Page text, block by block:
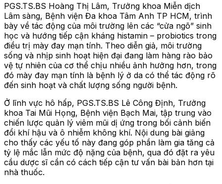
PGS.TS.BS Hoàng Thị Lâm, Trưởng khoa Miễn dịch
Lâm sàng, Bệnh viện Đa khoa Tâm Anh TP HCM, trình
bày về tác động của môi trường lên các “cửa ngõ” sinh
học và hướng tiếp cận kháng histamin – probiotics trong
điều trị mày đay mạn tính. Theo diễn giả, môi trường
sống và nhịp sinh hoạt hiện đại đang làm hàng rào bảo
vệ tự nhiên của cơ thể chịu nhiều ảnh hưởng hơn, trong
đó mày đay mạn tính là bệnh lý ở da có thể tác động rõ
đến sinh hoạt và chất lượng sống người bệnh.
Ở lĩnh vực hô hấp, PGS.TS.BS Lê Công Định, Trưởng
khoa Tai Mũi Họng, Bệnh viện Bạch Mai, tập trung vào
chiến lược quản lý viêm mũi dị ứng trong bối cảnh biến
đổi khí hậu và ô nhiễm không khí. Nội dung bài giảng
cho thấy các yếu tố này đang góp phần làm gia tăng cả
tỷ lệ mắc lẫn mức độ nặng của bệnh, qua đó đặt ra yêu
cầu dược sĩ cần có cách tiếp cận tư vấn bài bản hơn tại
nhà thuốc.